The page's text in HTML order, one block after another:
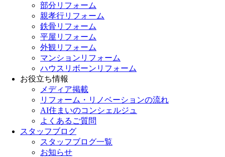
部分リフォーム
親孝行リフォーム
鉄骨リフォーム
平屋リフォーム
外観リフォーム
マンションリフォーム
ハウスリボーンリフォーム
お役立ち情報
メディア掲載
リフォーム・リノベーションの流れ
AI住まいのコンシェルジュ
よくあるご質問
スタッフブログ
スタッフブログ一覧
お知らせ